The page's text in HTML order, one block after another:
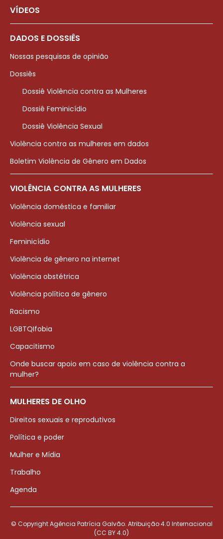
VÍDEOS
DADOS E DOSSIÊS
Nossas pesquisas de opinião
Dossiês
Dossiê Violência contra as Mulheres
Dossiê Feminicídio
Dossiê Violência Sexual
Violência contra as mulheres em dados
Boletim Violência de Gênero em Dados
VIOLÊNCIA CONTRA AS MULHERES
Violência doméstica e familiar
Violência sexual
Feminicídio
Violência de gênero na internet
Violência obstétrica
Violência política de gênero
Racismo
LGBTQIfobia
Capacitismo
Onde buscar apoio em caso de violência contra a
mulher?
MULHERES DE OLHO
Direitos sexuais e reprodutivos
Política e poder
Mulher e Mídia
Trabalho
Agenda
© Copyright Agência Patrícia Galvão. Atribuição 4.0 Internacional
(CC BY 4.0)